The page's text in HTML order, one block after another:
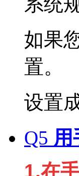
如果
置。
设置
Q5 用
1.在